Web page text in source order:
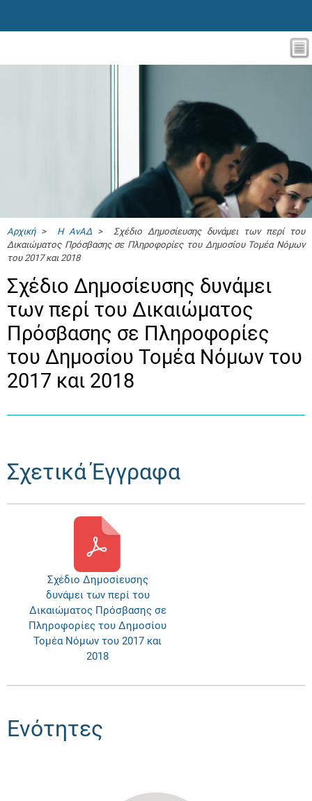
Αρχική> Η ΑνΑΔ > Σχέδιο Δημοσίευσης δυνάμει των περί του
Δικαιώματος Πρόσβασης σε Πληροφορίες του Δημοσίου Τομέα Νόμων
του 2017 και 2018
Σχέδιο Δημοσίευσης δυνάμει
των περί του Δικαιώματος
Πρόσβασης σε Πληροφορίες
του Δημοσίου Τομέα Νόμων του
2017 και 2018
Σχετικά Έγγραφα
Σχέδιο Δημοσίευσης
δυνάμει των περί του
Δικαιώματος Πρόσβασης σε
Πληροφορίες του Δημοσίου
Τομέα Νόμων του 2017 και
2018
Ενότητες